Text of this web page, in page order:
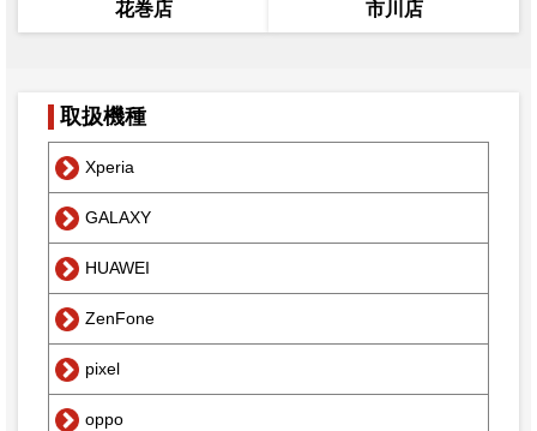
花巻店 市川店
取扱機種
Xperia
GALAXY
HUAWEI
ZenFone
pixel
oppo